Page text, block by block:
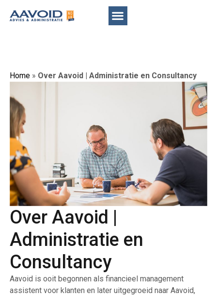
Home » Over Aavoid | Administratie en Consultancy
Over Aavoid |
Administratie en
Consultancy
Aavoid is ooit begonnen als financieel management
assistent voor klanten en later uitgegroeid naar Aavoid,